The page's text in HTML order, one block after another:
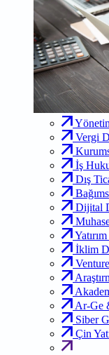
Vergi
İş
Dış
Dijital
İklim
Ar-Ge
Siber
Çin